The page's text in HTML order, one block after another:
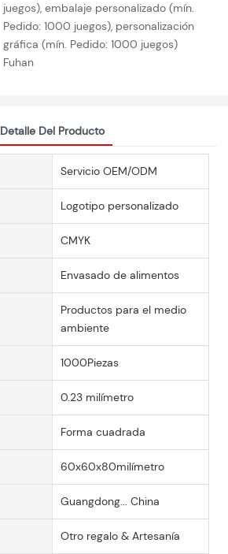
juegos), embalaje personalizado (mín.
Pedido: 1000 juegos), personalización
gráfica (mín. Pedido: 1000 juegos)
Fuhan
Detalle Del Producto
Servicio OEM/ODM
Logotipo personalizado
CMYK
Envasado de alimentos
Productos para el medio
ambiente
1000Piezas
0.23 milímetro
Forma cuadrada
60x60x80milímetro
Guangdong... China
Otro regalo & Artesanía